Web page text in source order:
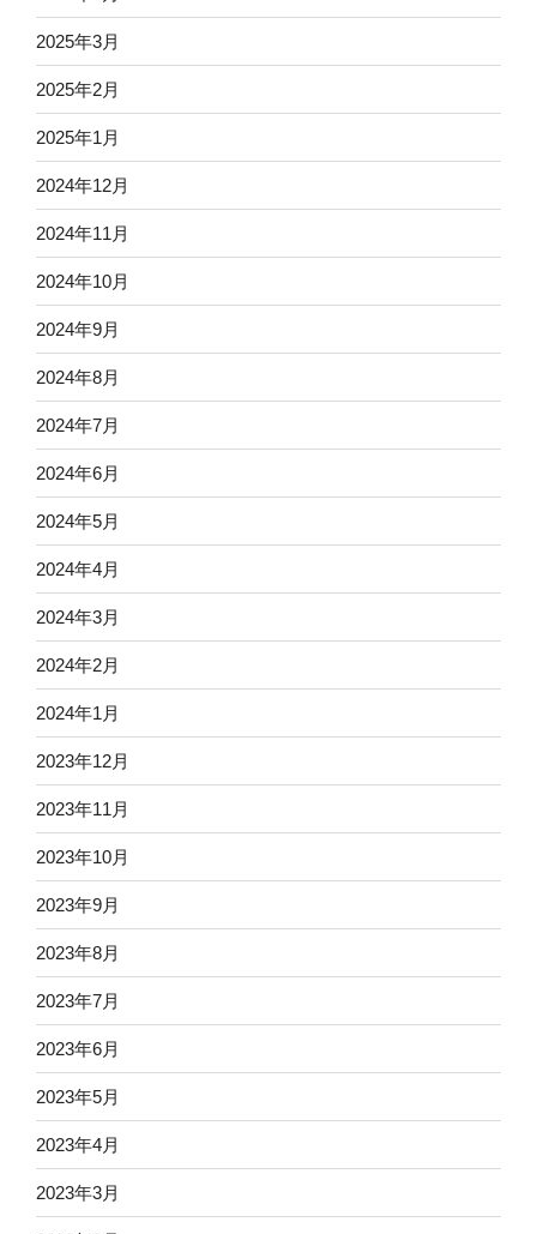
2025年3月
2025年2月
2025年1月
2024年12月
2024年11月
2024年10月
2024年9月
2024年8月
2024年7月
2024年6月
2024年5月
2024年4月
2024年3月
2024年2月
2024年1月
2023年12月
2023年11月
2023年10月
2023年9月
2023年8月
2023年7月
2023年6月
2023年5月
2023年4月
2023年3月